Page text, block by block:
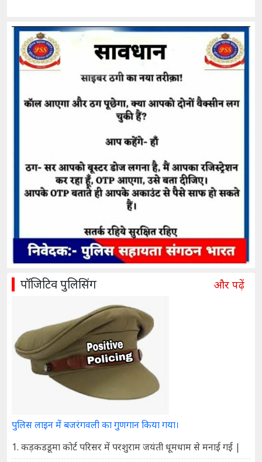
पॉजिटिव पुलिसिंग और पढ़ें
पुलिस लाइन में बजरंगवली का गुणगान किया गया।
1. कड़कडडूमा कोर्ट परिसर में परशुराम जयंती धूमधाम से मनाई गई |